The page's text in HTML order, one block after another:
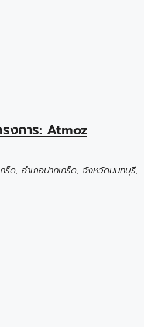
งการ: Atmoz
ร็ด, อำเภอปากเกร็ด, จังหวัดนนทบุรี,